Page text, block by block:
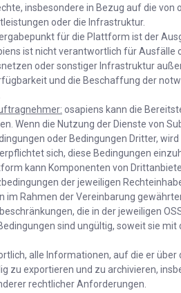
insbesondere in Bezug auf die von
oder die Infrastruktur.
für die Plattform ist der
ist nicht verantwortlich für Ausfälle
oder sonstiger Infrastruktur
und die Beschaffung der
osapiens kann die
Wenn die Nutzung der Dienste von
oder Bedingungen Dritter,
sich, diese Bedingungen
kann Komponenten von
der jeweiligen
im Rahmen der Vereinbarung
die in der jeweiligen
sind ungültig, soweit sie mit
alle Informationen, auf die er
zu exportieren und zu archivieren,
rechtlicher Anforderungen.